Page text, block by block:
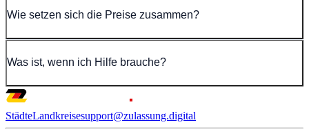
Wie setzen sich die Preise zusammen?
Was ist, wenn ich Hilfe brauche?
StädteLandkreisesupport@zulassung.digital